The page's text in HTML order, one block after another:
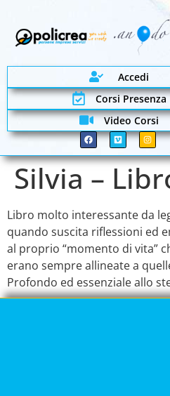
Accedi
Corsi Presenza
Video Corsi
Silvia –
Libro molto interessante da
quando suscita riflessioni ed
al proprio “momento di vita”
erano sempre allineate a
Profondo ed essenziale allo